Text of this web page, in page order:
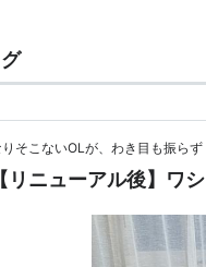
そこないOLが、わき目も振らず
【リニューアル後】ワ